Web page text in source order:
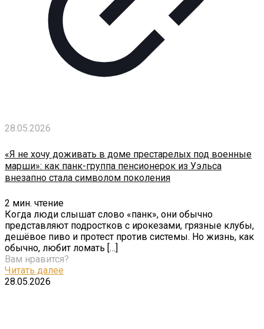
28.05.2026
«Я не хочу доживать в доме престарелых под военные
марши»: как панк-группа пенсионерок из Уэльса
внезапно стала символом поколения
2 мин. чтение
Когда люди слышат слово «панк», они обычно
представляют подростков с ирокезами, грязные клубы,
дешёвое пиво и протест против системы. Но жизнь, как
обычно, любит ломать […]
Вам нравится?
Читать далее
28.05.2026